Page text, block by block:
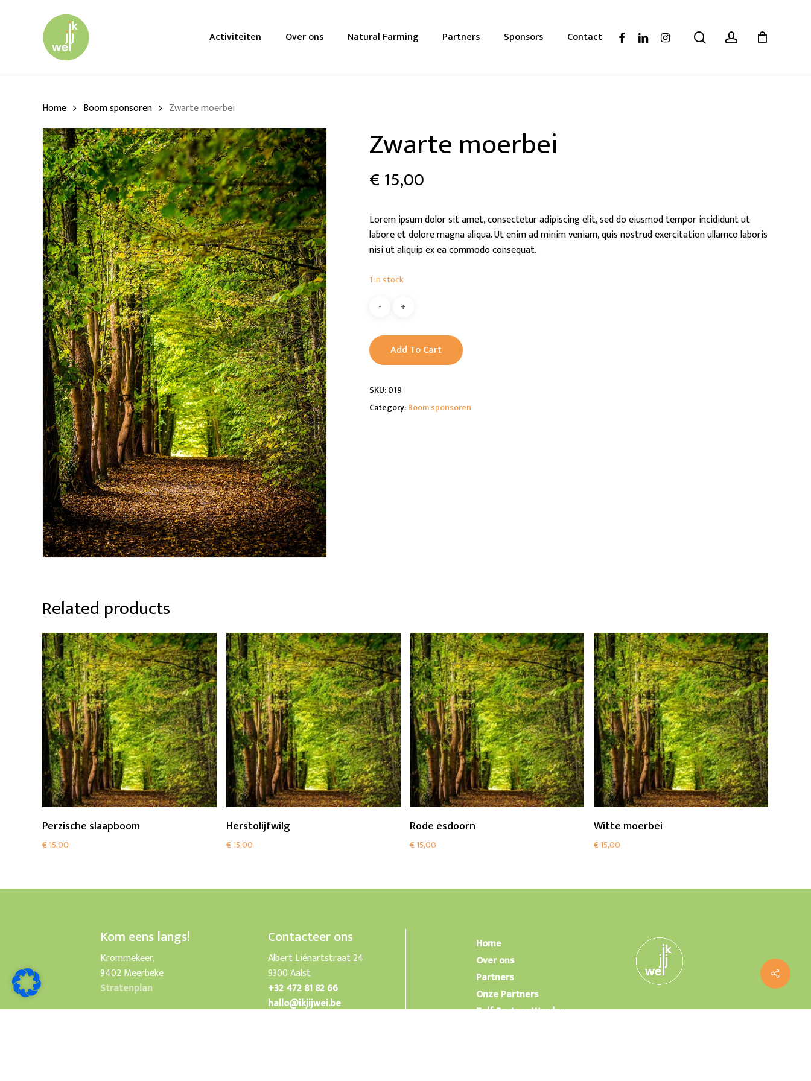
Activiteiten Over ons Natural Farming Partners Sponsors Contact facebooklinkedininstagram searchaccount
Home Boom sponsoren Zwarte moerbei
Zwarte moerbei
€ 15,00
Lorem ipsum dolor sit amet, consectetur adipiscing elit, sed do eiusmod tempor incididunt ut
labore et dolore magna aliqua. Ut enim ad minim veniam, quis nostrud exercitation ullamco laboris
nisi ut aliquip ex ea commodo consequat.
1 in stock
Add To Cart
SKU:019
Category:Boom sponsoren
Related products
Add To Cart
Perzische slaapboom
€ 15,00
Herstolijfwilg
€ 15,00
Rode esdoorn
€ 15,00
Witte moerbei
€ 15,00
Kom eens langs!
Krommekeer,
9402 Meerbeke
Stratenplan
Contacteer ons
Albert Liénartstraat 24
9300 Aalst
+32 472 81 82 66
hallo@ikjijwei.be
Home
Over ons
Partners
Onze Partners
Zelf Partner Worden